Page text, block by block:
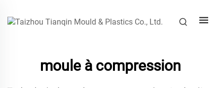
moule à compression